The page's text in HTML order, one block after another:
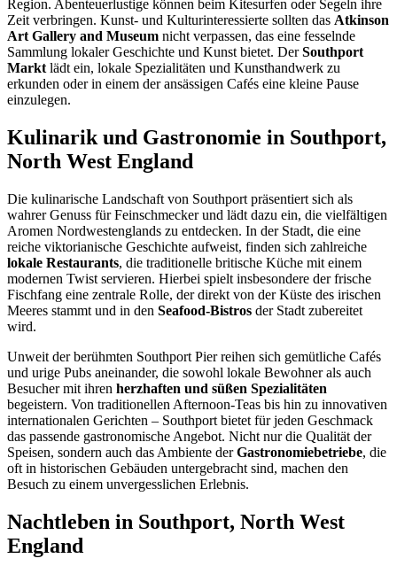
Region. Abenteuerlustige können beim Kitesurfen oder Segeln ihre
Zeit verbringen. Kunst- und Kulturinteressierte sollten das Atkinson
Art Gallery and Museum nicht verpassen, das eine fesselnde
Sammlung lokaler Geschichte und Kunst bietet. DerSouthport
Markt lädt ein, lokale Spezialitäten und Kunsthandwerk zu
erkunden oder in einem der ansässigen Cafés eine kleine Pause
einzulegen.
Kulinarik und Gastronomie in Southport,
North West England
Die kulinarische Landschaft von Southport präsentiert sich als
wahrer Genuss für Feinschmecker und lädt dazu ein, die vielfältigen
Aromen Nordwestenglands zu entdecken. In der Stadt, die eine
reiche viktorianische Geschichte aufweist, finden sich zahlreiche
lokale Restaurants, die traditionelle britische Küche mit einem
modernen Twist servieren. Hierbei spielt insbesondere der frische
Fischfang eine zentrale Rolle, der direkt von der Küste des irischen
Meeres stammt und in den Seafood-Bistros der Stadt zubereitet
wird.
Unweit der berühmten Southport Pier reihen sich gemütliche Cafés
und urige Pubs aneinander, die sowohl lokale Bewohner als auch
Besucher mit ihren herzhaften und süßen Spezialitäten
begeistern. Von traditionellen Afternoon-Teas bis hin zu innovativen
internationalen Gerichten – Southport bietet für jeden Geschmack
das passende gastronomische Angebot. Nicht nur die Qualität der
Speisen, sondern auch das Ambiente derGastronomiebetriebe, die
oft in historischen Gebäuden untergebracht sind, machen den
Besuch zu einem unvergesslichen Erlebnis.
Nachtleben in Southport, North West
England